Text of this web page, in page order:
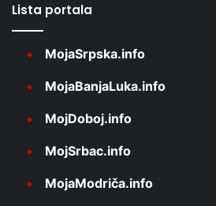
Lista portala
MojaSrpska.info
MojaBanjaLuka.info
MojDoboj.info
MojSrbac.info
MojaModriča.info